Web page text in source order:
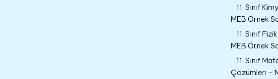
11. Sınıf
MEB Örnek
11. Sınıf
MEB Örnek
11. Sınıf
Çözümleri –